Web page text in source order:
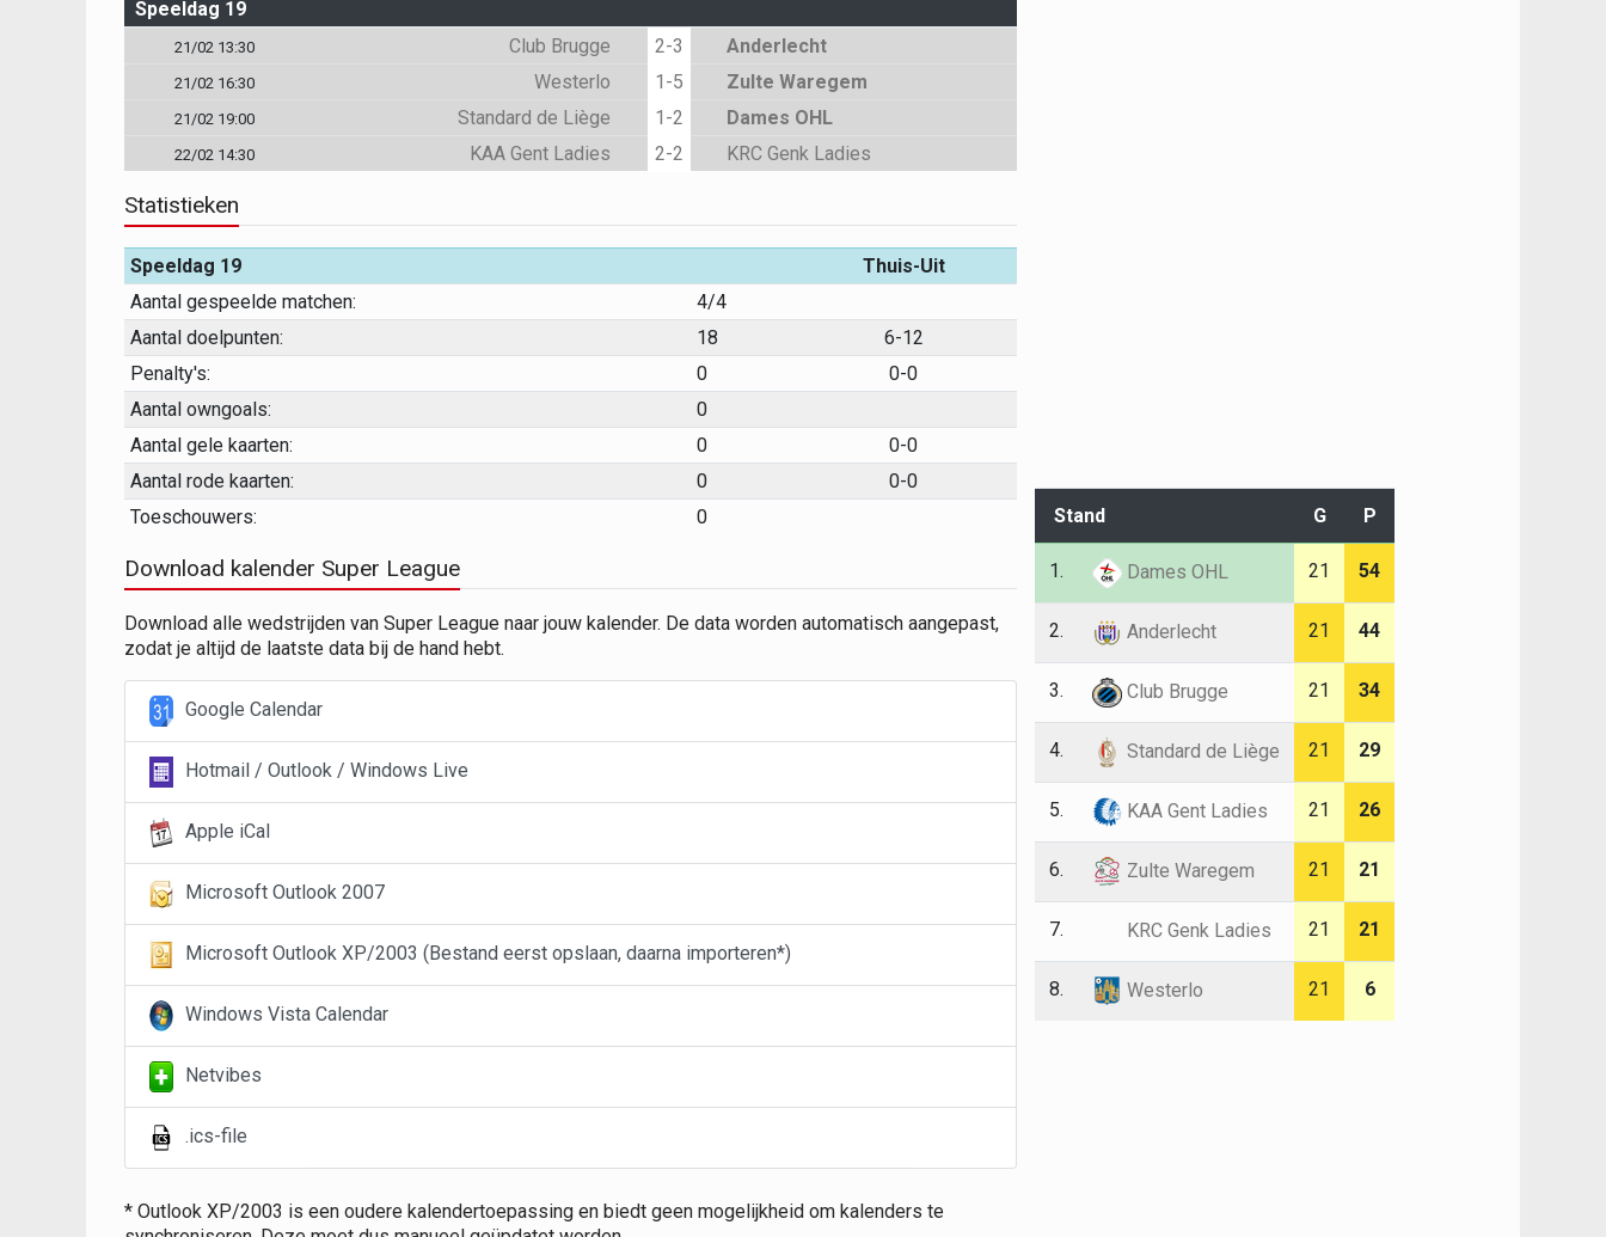
Speeldag 19
21/02 13:30 Club Brugge 2-3 Anderlecht
21/02 16:30 Westerlo 1-5 Zulte Waregem
21/02 19:00 Standard de Liège 1-2 Dames OHL
22/02 14:30 KAA Gent Ladies 2-2 KRC Genk Ladies
Statistieken
Speeldag 19
Thuis-Uit
Aantal gespeelde matchen:
4/4
Aantal doelpunten:
18
6-12
Penalty's:
0
0-0
Aantal owngoals:
0
Aantal gele kaarten:
0
0-0
Aantal rode kaarten:
0
0-0
Toeschouwers:
0
Download kalender Super League
Download alle wedstrijden van Super League naar jouw kalender. De data worden automatisch aangepast,
zodat je altijd de laatste data bij de hand hebt.
Google Calendar
Hotmail / Outlook / Windows Live
Apple iCal
Microsoft Outlook 2007
Microsoft Outlook XP/2003 (Bestand eerst opslaan, daarna importeren*)
Windows Vista Calendar
Netvibes
.ics-file
* Outlook XP/2003 is een oudere kalendertoepassing en biedt geen mogelijkheid om kalenders te
Stand G P
1. Dames OHL 21 54
2. Anderlecht 21 44
3. Club Brugge 21 34
4. Standard de Liège 21 29
5. KAA Gent Ladies 21 26
6. Zulte Waregem 21 21
7. KRC Genk Ladies 21 21
8. Westerlo 21 6